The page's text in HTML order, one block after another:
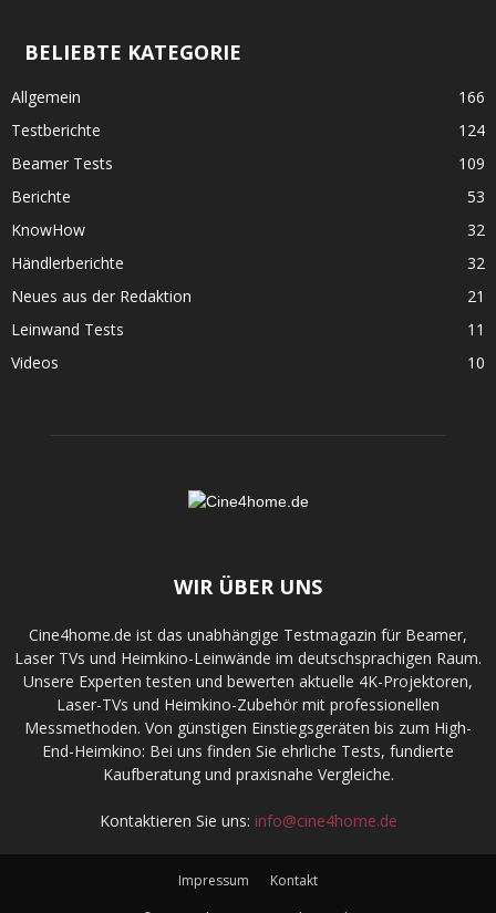
BELIEBTE KATEGORIE
Allgemein
166
Testberichte
124
Beamer Tests
109
Berichte
53
KnowHow
32
Händlerberichte
32
Neues aus der Redaktion
21
Leinwand Tests
11
Videos
10
WIR ÜBER UNS
Cine4home.de ist das unabhängige Testmagazin für Beamer,
Laser TVs und Heimkino-Leinwände im deutschsprachigen Raum.
Unsere Experten testen und bewerten aktuelle 4K-Projektoren,
Laser-TVs und Heimkino-Zubehör mit professionellen
Messmethoden. Von günstigen Einstiegsgeräten bis zum High-
End-Heimkino: Bei uns finden Sie ehrliche Tests, fundierte
Kaufberatung und praxisnahe Vergleiche.
Kontaktieren Sie uns: info@cine4home.de
Impressum
Kontakt